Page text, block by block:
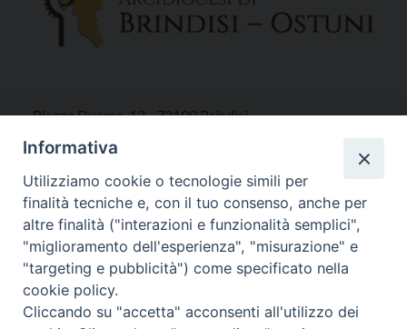
Piazza Duomo, 12 - 72100 Brindisi
Tel 0831.521958
Fax 0831.528315
Orari Curia
Mar. / Mer. / Giov. ore 9 - 13
nei mesi estivi solo Martedì ore 9 - 13
Informativa
Utilizziamo cookie o tecnologie simili per
finalità tecniche e, con il tuo consenso, anche per
altre finalità ("interazioni e funzionalità semplici",
"miglioramento dell'esperienza", "misurazione" e
"targeting e pubblicità") come specificato nella
cookie policy.
Cliccando su "accetta" acconsenti all'utilizzo dei